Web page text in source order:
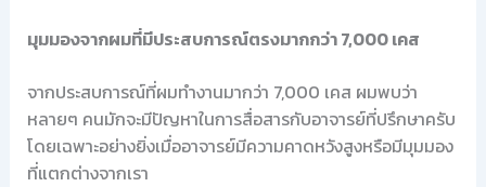
มุมมองจากผมที่มีประสบการณ์ตรงมากกว่า 7,000 เคส
จากประสบการณ์ที่ผมทำงานมากว่า 7,000 เคส ผมพบว่า
หลายๆ คนมักจะมีปัญหาในการสื่อสารกับอาจารย์ที่ปรึกษาครับ
โดยเฉพาะอย่างยิ่งเมื่ออาจารย์มีความคาดหวังสูงหรือมีมุมมอง
ที่แตกต่างจากเรา